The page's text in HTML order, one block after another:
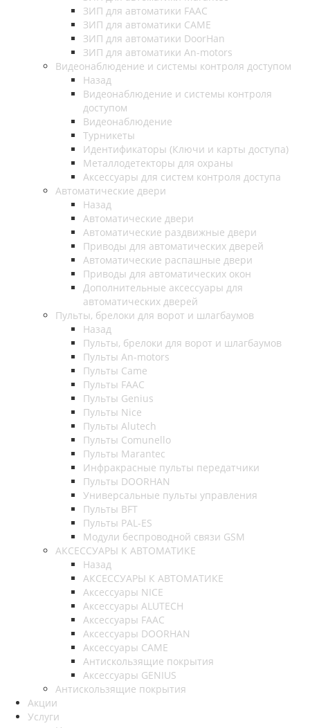
ЗИП для автоматики FAAC
ЗИП для автоматики CAME
ЗИП для автоматики DoorHan
ЗИП для автоматики An-motors
Видеонаблюдение и системы контроля доступом
Назад
Видеонаблюдение и системы контроля
доступом
Видеонаблюдение
Турникеты
Идентификаторы (Ключи и карты доступа)
Металлодетекторы для охраны
Аксессуары для систем контроля доступа
Автоматические двери
Назад
Автоматические двери
Автоматические раздвижные двери
Приводы для автоматических дверей
Автоматические распашные двери
Приводы для автоматических окон
Дополнительные аксессуары для
автоматических дверей
Пульты, брелоки для ворот и шлагбаумов
Назад
Пульты, брелоки для ворот и шлагбаумов
Пульты An-motors
Пульты Came
Пульты FAAC
Пульты Genius
Пульты Nice
Пульты Alutech
Пульты Сomunello
Пульты Marantec
Инфракрасные пульты передатчики
Пульты DOORHAN
Универсальные пульты управления
Пульты BFT
Пульты PAL-ES
Модули беспроводной связи GSM
АКСЕССУАРЫ К АВТОМАТИКЕ
Назад
АКСЕССУАРЫ К АВТОМАТИКЕ
Аксессуары NICE
Аксессуары ALUTECH
Аксессуары FAAC
Аксессуары DOORHAN
Аксессуары CAME
Антискользящие покрытия
Аксессуары GENIUS
Антискользящие покрытия
Акции
Услуги